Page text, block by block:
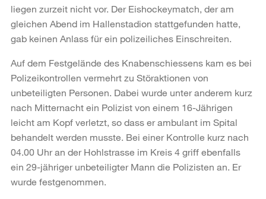
liegen zurzeit nicht vor. Der Eishockeymatch, der am
gleichen Abend im Hallenstadion stattgefunden hatte,
gab keinen Anlass für ein polizeiliches Einschreiten.
Auf dem Festgelände des Knabenschiessens kam es bei
Polizeikontrollen vermehrt zu Störaktionen von
unbeteiligten Personen. Dabei wurde unter anderem kurz
nach Mitternacht ein Polizist von einem 16-Jährigen
leicht am Kopf verletzt, so dass er ambulant im Spital
behandelt werden musste. Bei einer Kontrolle kurz nach
04.00 Uhr an der Hohlstrasse im Kreis 4 griff ebenfalls
ein 29-jähriger unbeteiligter Mann die Polizisten an. Er
wurde festgenommen.